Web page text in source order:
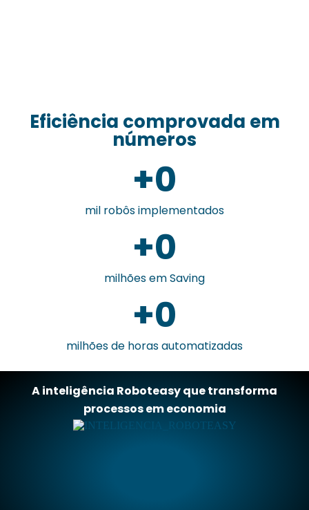
Eficiência comprovada em
números
+0
mil robôs implementados
+0
milhões em Saving
+0
milhões de horas automatizadas
A inteligência Roboteasy que transforma
processos em economia